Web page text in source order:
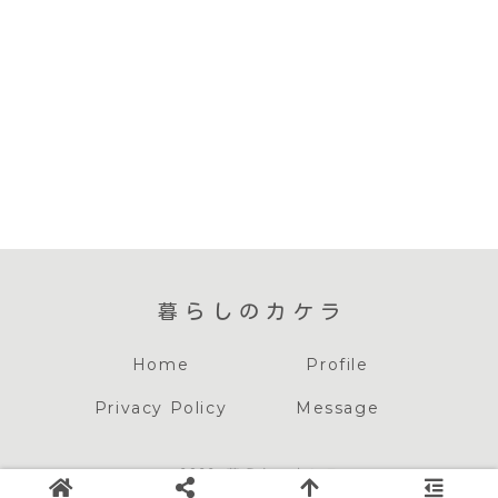
暮らしのカケラ
Home Profile
Privacy Policy Message
© 2022 暮らしのカケラ